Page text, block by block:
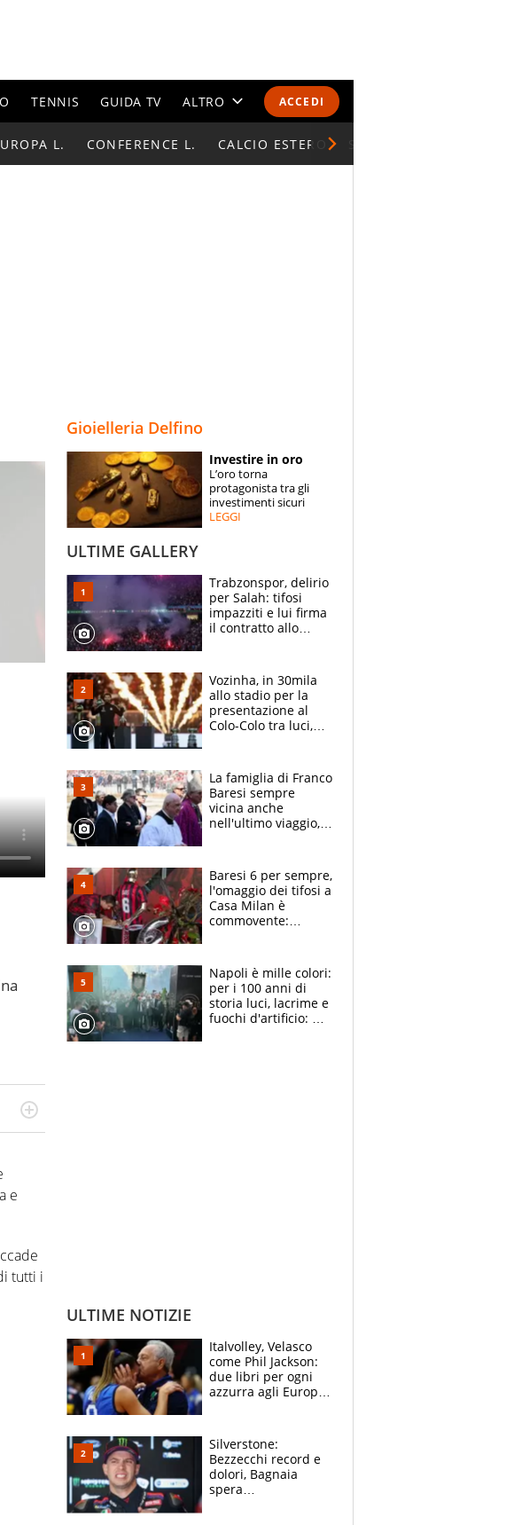
ACCEDI
TENNIS GUIDA TV ALTRO
CALENDARI E CLASSIFICHE
ESPERTI
CONTATTI
L. CONFERENCE L. CALCIO ESTERO
e
tutti i
Gioielleria Delfino
Investire in oro
L’oro torna
protagonista tra gli
investimenti sicuri
LEGGI
ULTIME GALLERY
Trabzonspor, delirio
per Salah: tifosi
impazziti e lui firma
il contratto allo
Vozinha, in 30mila
allo stadio per la
presentazione al
Colo-Colo tra luci,
La famiglia di Franco
Baresi sempre
vicina anche
nell'ultimo viaggio,
circondati
dall'affetto dei tifosi
Baresi 6 per sempre,
l'omaggio dei tifosi a
Casa Milan è
commovente:
bigliettini
Napoli è mille colori:
per i 100 anni di
storia luci, lacrime e
fuochi d'artificio: De
ULTIME NOTIZIE
Italvolley, Velasco
come Phil Jackson:
due libri per ogni
azzurra agli Europei.
Silverstone:
Bezzecchi record e
dolori, Bagnaia
spera